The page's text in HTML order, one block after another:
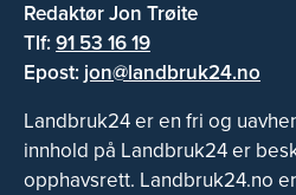
Redaktør Jon Trøite
Tlf:91 53 16 19
Epost: jon@landbruk24.no
Landbruk24 er en fri og
innhold på Landbruk24 er
opphavsrett. Landbruk24.no